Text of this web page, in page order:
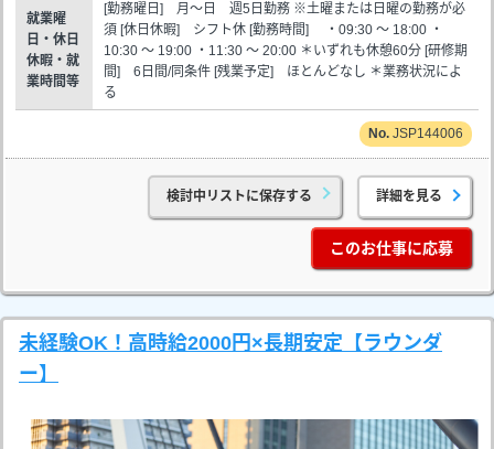
就業曜
日・休日
休暇・就
業時間等
[勤務曜日] 月～日 週5日勤務 ※土曜または日曜の勤務が必
須 [休日休暇] シフト休 [勤務時間] ・09:30 ～ 18:00 ・
10:30 ～ 19:00 ・11:30 ～ 20:00 ＊いずれも休憩60分 [研修期
間] 6日間/同条件 [残業予定] ほとんどなし ＊業務状況によ
る
JSP144006
検討中リストに保存する 詳細を見る
このお仕事に応募
未経験OK！高時給2000円×長期安定【ラウンダ
ー】